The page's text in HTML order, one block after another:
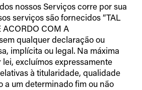
nossos Serviços corre por sua
serviços são fornecidos “TAL
ACORDO COM A
qualquer declaração ou
implícita ou legal. Na máxima
excluímos expressamente
à titularidade, qualidade
a um determinado fim ou não